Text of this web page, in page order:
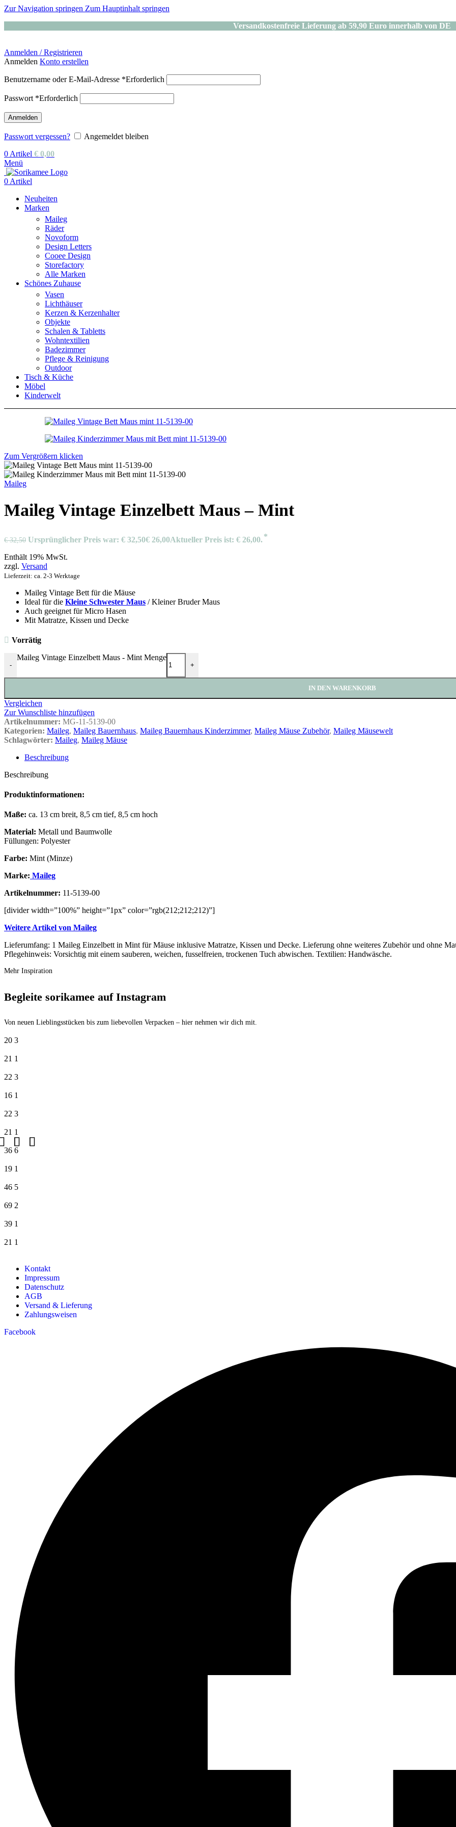
Zur Navigation springen Zum Hauptinhalt springen
Versandkostenfreie Lieferung ab 59,90 Euro innerhalb von DE
Anmelden / Registrieren
Anmelden Konto erstellen
Benutzername oder E-Mail-Adresse *Erforderlich
Passwort *Erforderlich
Anmelden
Passwort vergessen?
Angemeldet bleiben
0 Artikel € 0,00
Menü
0 Artikel
Neuheiten
Marken
Maileg
Räder
Novoform
Design Letters
Cooee Design
Storefactory
Alle Marken
Schönes Zuhause
Vasen
Lichthäuser
Kerzen & Kerzenhalter
Objekte
Schalen & Tabletts
Wohntextilien
Badezimmer
Pflege & Reinigung
Outdoor
Tisch & Küche
Möbel
Kinderwelt
Zum Vergrößern klicken
Maileg
Maileg Vintage Einzelbett Maus – Mint
€32,50 Ursprünglicher Preis war: € 32,50€ 26,00Aktueller Preis ist: € 26,00.
Enthält 19% MwSt.
zzgl. Versand
Lieferzeit: ca. 2-3 Werktage
Maileg Vintage Bett für die Mäuse
Ideal für die Kleine Schwester Maus / Kleiner Bruder Maus
Auch geeignet für Micro Hasen
Mit Matratze, Kissen und Decke
Vorrätig
-
Maileg Vintage Einzelbett Maus - Mint Menge
+
IN DEN WARENKORB
Vergleichen
Zur Wunschliste hinzufügen
Artikelnummer: MG-11-5139-00
Kategorien: Maileg, Maileg Bauernhaus, Maileg Bauernhaus Kinderzimmer, Maileg Mäuse Zubehör, Maileg Mäusewelt
Schlagwörter: Maileg, Maileg Mäuse
Beschreibung
Beschreibung
Produktinformationen:
Maße: ca. 13 cm breit, 8,5 cm tief, 8,5 cm hoch
Material: Metall und Baumwolle
Füllungen: Polyester
Farbe: Mint (Minze)
Marke: Maileg
Artikelnummer: 11-5139-00
[divider width=”100%” height=”1px” color=”rgb(212;212;212)”]
Weitere Artikel von Maileg
Lieferumfang: 1 Maileg Einzelbett in Mint für Mäuse inklusive Matratze, Kissen und Decke. Lieferung ohne weiteres Zubehör und ohne
Pflegehinweis: Vorsichtig mit einem sauberen, weichen, fusselfreien, trockenen Tuch abwischen. Textilien: Handwäsche.
Mehr Inspiration
Begleite sorikamee auf Instagram
Von neuen Lieblingsstücken bis zum liebevollen Verpacken – hier nehmen wir dich mit.
20 3
21 1
22 3
16 1
22 3
21 1
36 6
19 1
46 5
69 2
39 1
21 1
Kontakt
Impressum
Datenschutz
AGB
Versand & Lieferung
Zahlungsweisen
Facebook